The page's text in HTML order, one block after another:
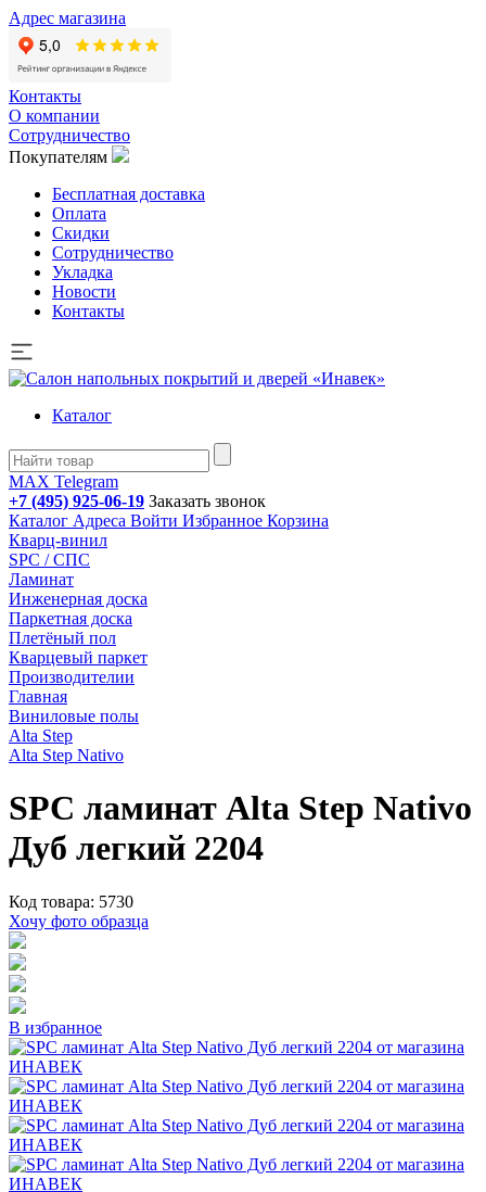
Адрес магазина
Контакты
О компании
Сотрудничество
Покупателям
Бесплатная доставка
Оплата
Скидки
Сотрудничество
Укладка
Новости
Контакты
Каталог
MAX Telegram
+7 (495) 925-06-19 Заказать звонок
Каталог Адреса Войти Избранное Корзина
Кварц-винил
SPC / СПС
Ламинат
Инженерная доска
Паркетная доска
Плетёный пол
Кварцевый паркет
Производителии
Главная
Виниловые полы
Alta Step
Alta Step Nativo
SPC ламинат Alta Step Nativo
Дуб легкий 2204
Код товара: 5730
Хочу фото образца
В избранное